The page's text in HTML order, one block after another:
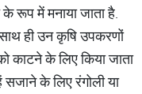
के रूप में मनाया जाता है.
ही उन कृषि उपकरणों
काटने के लिए किया जाता
के लिए रंगोली या